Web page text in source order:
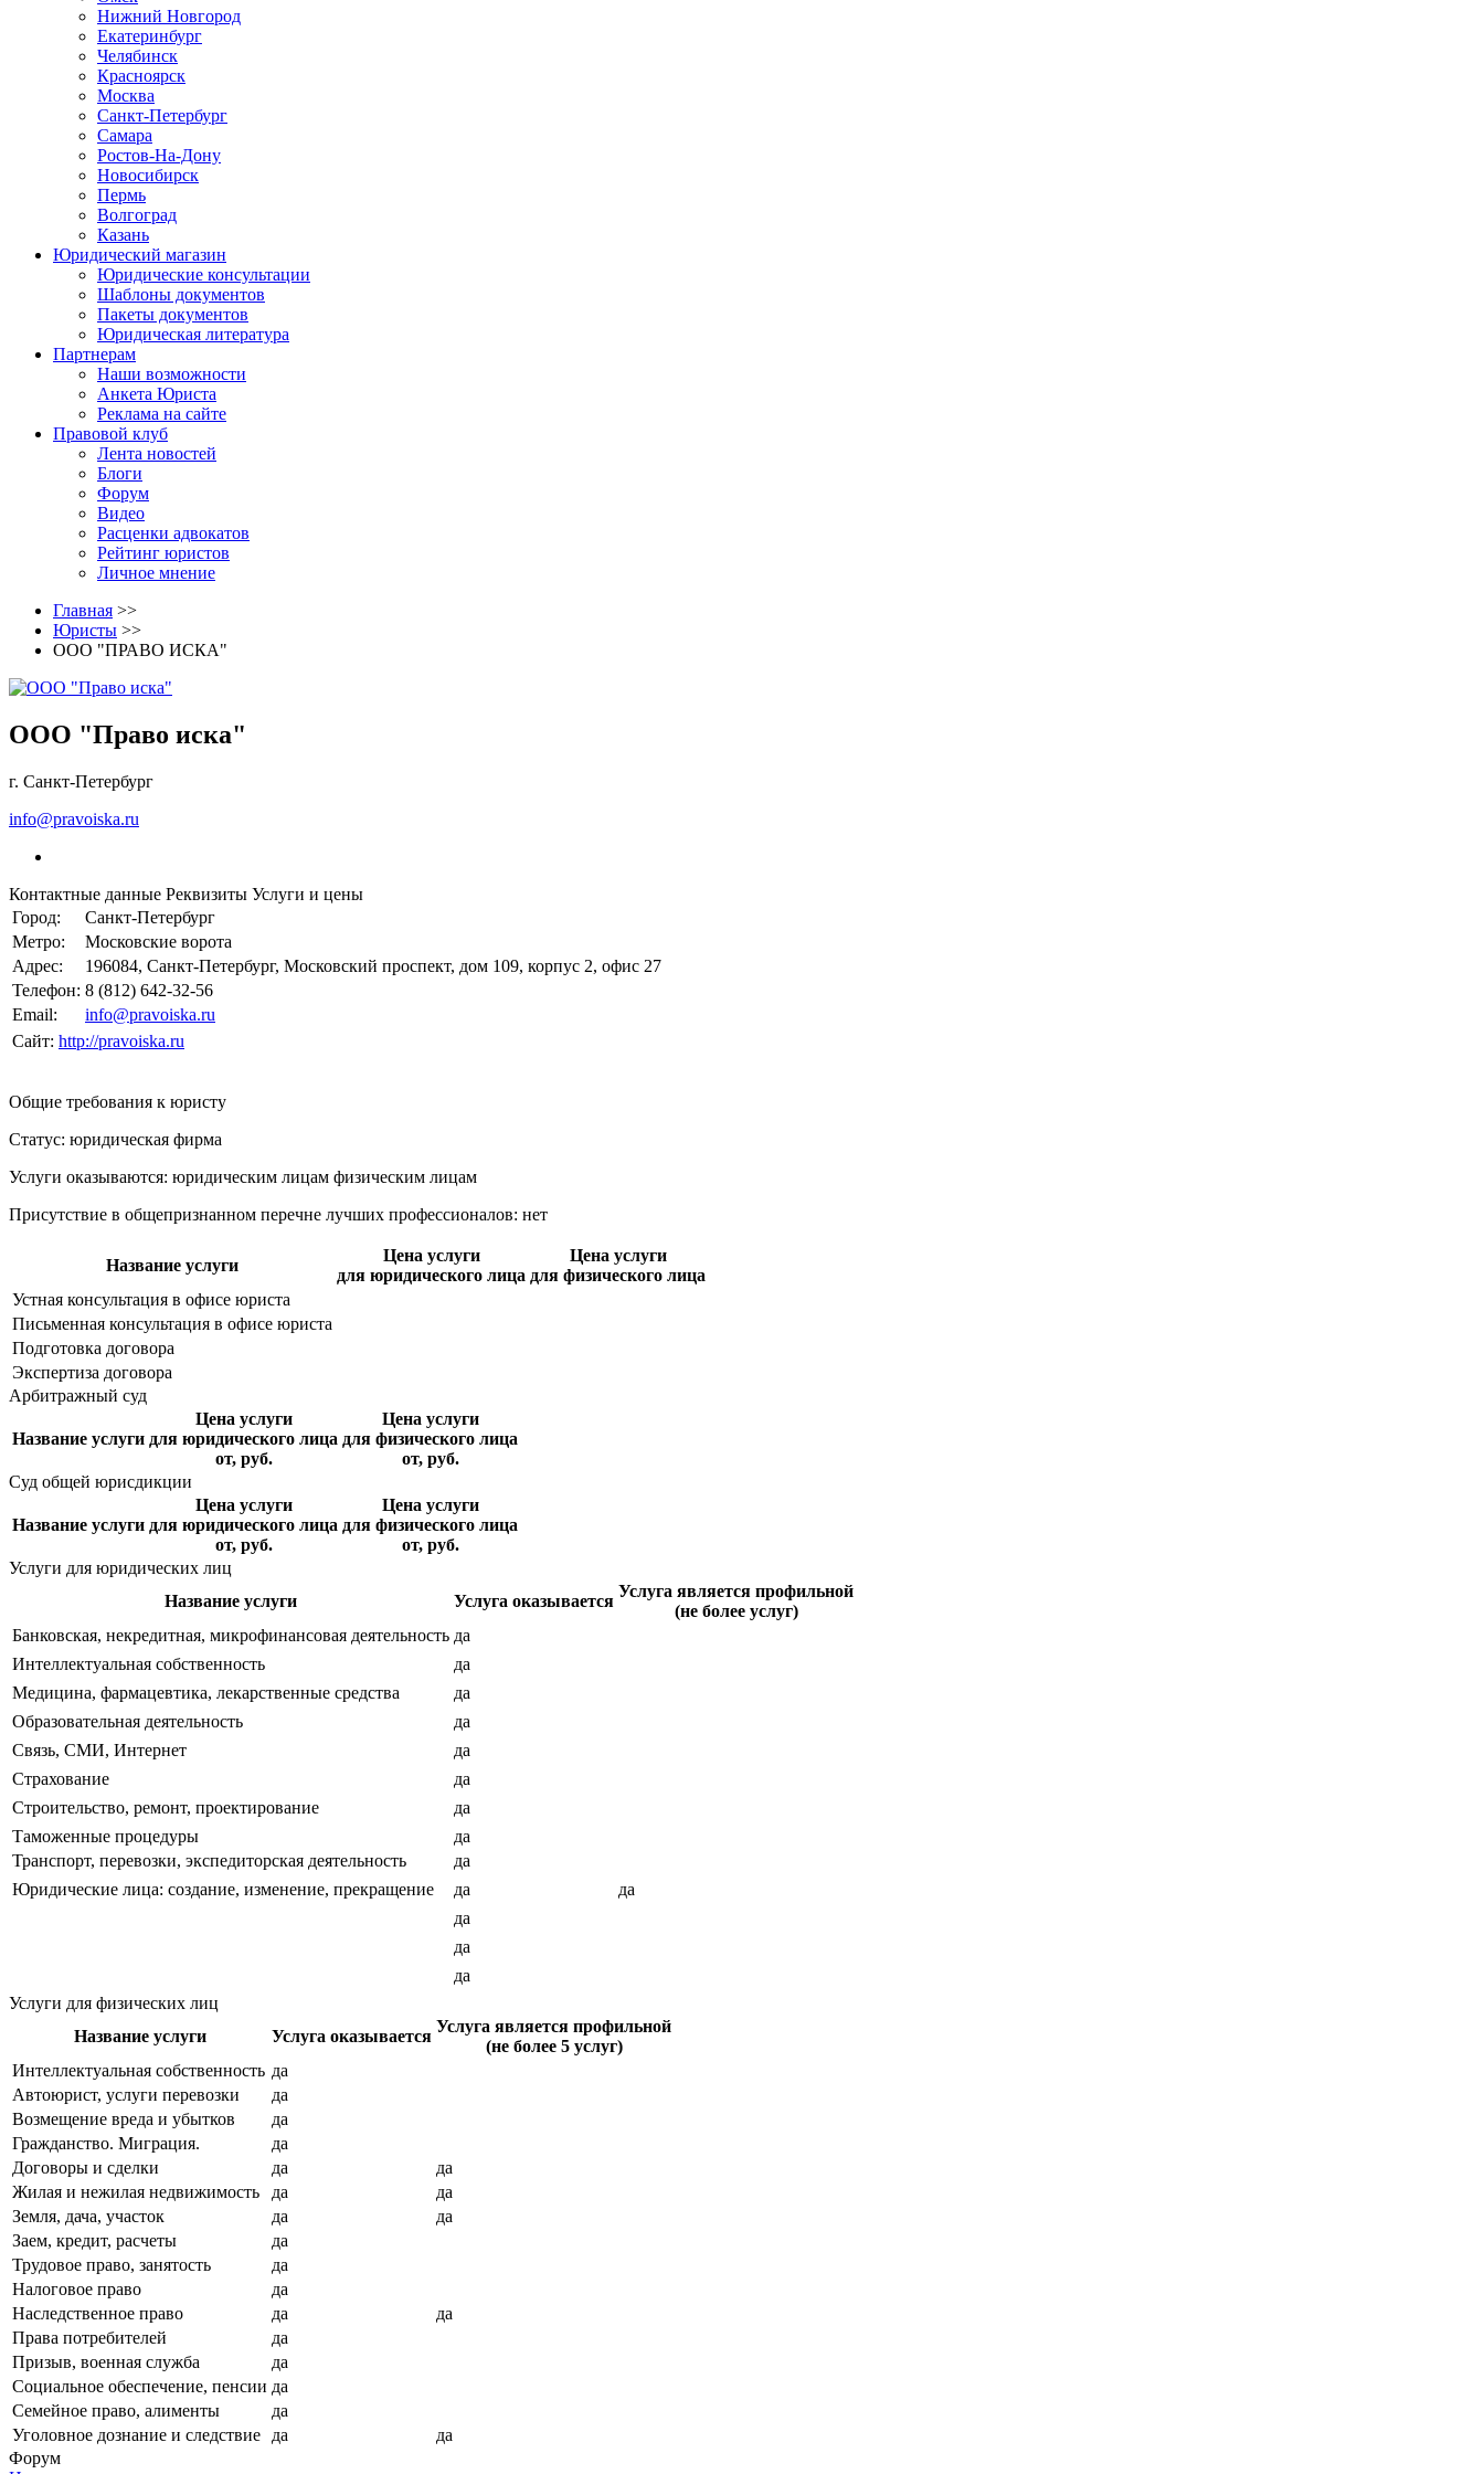
Нижний Новгород
Екатеринбург
Челябинск
Красноярск
Москва
Санкт-Петербург
Самара
Ростов-На-Дону
Новосибирск
Пермь
Волгоград
Казань
Юридический магазин
Юридические консультации
Шаблоны документов
Пакеты документов
Юридическая литература
Партнерам
Наши возможности
Анкета Юриста
Реклама на сайте
Правовой клуб
Лента новостей
Блоги
Форум
Видео
Расценки адвокатов
Рейтинг юристов
Личное мнение
Главная >>
Юристы >>
ООО "ПРАВО ИСКА"
ООО "Право иска"
г. Санкт-Петербург
info@pravoiska.ru
Контактные данные Реквизиты Услуги и цены
Город:
Санкт-Петербург
Метро:
Московские ворота
Адрес:
196084, Санкт-Петербург, Московский проспект, дом 109, корпус 2, офис 27
Телефон: 8 (812) 642-32-56
Email:
info@pravoiska.ru
Сайт: http://pravoiska.ru
Общие требования к юристу
Статус: юридическая фирма
Услуги оказываются: юридическим лицам физическим лицам
Присутствие в общепризнанном перечне лучших профессионалов: нет
Название услуги
Цена услуги
для юридического лица
Цена услуги
для физического лица
Устная консультация в офисе юриста
Письменная консультация в офисе юриста
Подготовка договора
Экспертиза договора
Арбитражный суд
Название услуги
Цена услуги
для юридического лица
от, руб.
Цена услуги
для физического лица
от, руб.
Суд общей юрисдикции
Название услуги
Цена услуги
для юридического лица
от, руб.
Цена услуги
для физического лица
от, руб.
Услуги для юридических лиц
Название услуги
Услуга оказывается
Услуга является профильной
(не более услуг)
Банковская, некредитная, микрофинансовая деятельность да
Интеллектуальная собственность
да
Медицина, фармацевтика, лекарственные средства
да
Образовательная деятельность
да
Связь, СМИ, Интернет
да
Страхование
да
Строительство, ремонт, проектирование
да
Таможенные процедуры
да
Транспорт, перевозки, экспедиторская деятельность
да
Юридические лица: создание, изменение, прекращение
да
да
да
да
да
Услуги для физических лиц
Название услуги
Услуга оказывается
Услуга является профильной
(не более 5 услуг)
Интеллектуальная собственность да
Автоюрист, услуги перевозки
да
Возмещение вреда и убытков
да
Гражданство. Миграция.
да
Договоры и сделки
да
да
Жилая и нежилая недвижимость
да
да
Земля, дача, участок
да
да
Заем, кредит, расчеты
да
Трудовое право, занятость
да
Налоговое право
да
Наследственное право
да
да
Права потребителей
да
Призыв, военная служба
да
Социальное обеспечение, пенсии да
Семейное право, алименты
да
Уголовное дознание и следствие
да
да
Форум